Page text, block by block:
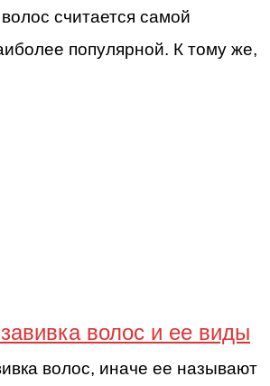
считается самой
популярной. К тому же,
волос и ее виды
волос, иначе ее называют